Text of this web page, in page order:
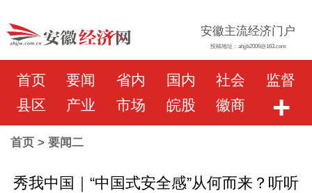
安徽主流经济门户
投稿地址：ahjjb2006@163.com
首页 要闻 省内 国内 社会
监督
县区
产业 市场 皖股 徽商 +
首页> 要闻二
秀我中国｜“中国式安全感”从何而来？听听